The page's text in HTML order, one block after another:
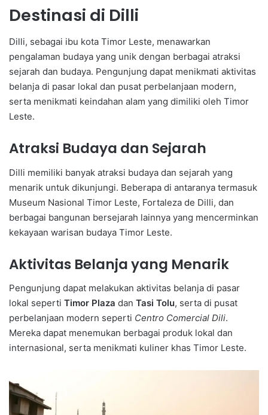
Destinasi di Dilli
Dilli, sebagai ibu kota Timor Leste, menawarkan
pengalaman budaya yang unik dengan berbagai atraksi
sejarah dan budaya. Pengunjung dapat menikmati aktivitas
belanja di pasar lokal dan pusat perbelanjaan modern,
serta menikmati keindahan alam yang dimiliki oleh Timor
Leste.
Atraksi Budaya dan Sejarah
Dilli memiliki banyak atraksi budaya dan sejarah yang
menarik untuk dikunjungi. Beberapa di antaranya termasuk
Museum Nasional Timor Leste, Fortaleza de Dilli, dan
berbagai bangunan bersejarah lainnya yang mencerminkan
kekayaan warisan budaya Timor Leste.
Aktivitas Belanja yang Menarik
Pengunjung dapat melakukan aktivitas belanja di pasar
lokal seperti Timor Plaza dan Tasi Tolu, serta di pusat
perbelanjaan modern seperti Centro Comercial Dili.
Mereka dapat menemukan berbagai produk lokal dan
internasional, serta menikmati kuliner khas Timor Leste.